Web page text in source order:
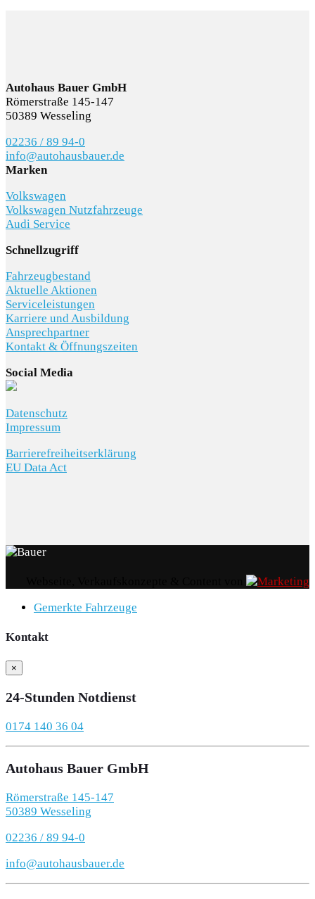
Autohaus Bauer GmbH
Römerstraße 145-147
50389 Wesseling
02236 / 89 94-0
info@autohausbauer.de
Marken
Volkswagen
Volkswagen Nutzfahrzeuge
Audi Service
Schnellzugriff
Fahrzeugbestand
Aktuelle Aktionen
Serviceleistungen
Karriere und Ausbildung
Ansprechpartner
Kontakt & Öffnungszeiten
Social Media
Datenschutz
Impressum
Barrierefreiheitserklärung
EU Data Act
Gemerkte Fahrzeuge
Kontakt
×
24-Stunden Notdienst
0174 140 36 04
Autohaus Bauer GmbH
Römerstraße 145-147
50389 Wesseling
02236 / 89 94-0
info@autohausbauer.de